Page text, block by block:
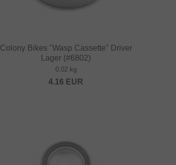
Colony Bikes "Wasp Cassette" Driver
Lager (#6802)
0.02 kg
4.16 EUR